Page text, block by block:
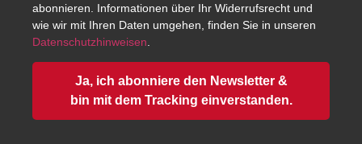
abonnieren. Informationen über Ihr Widerrufsrecht und
wie wir mit Ihren Daten umgehen, finden Sie in unseren
Datenschutzhinweisen
Ja, ich abonniere den Newsletter &
bin mit dem Tracking einverstanden.